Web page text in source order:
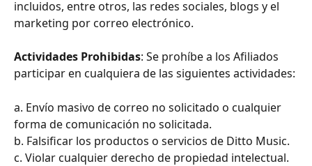
incluidos, entre otros, las redes sociales, blogs y el
marketing por correo electrónico.
Actividades Prohibidas: Se prohíbe a los Afiliados
participar en cualquiera de las siguientes actividades:
a. Envío masivo de correo no solicitado o cualquier
forma de comunicación no solicitada.
b. Falsificar los productos o servicios de Ditto Music.
c. Violar cualquier derecho de propiedad intelectual.